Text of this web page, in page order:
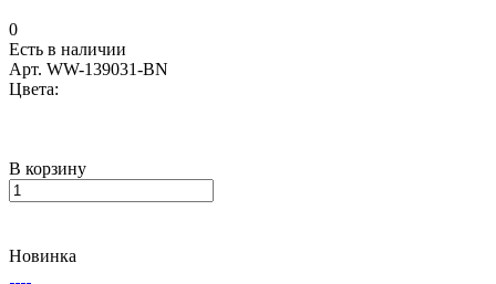
0
Есть в наличии
Арт. WW-139031-BN
Цвета:
В корзину
Новинка